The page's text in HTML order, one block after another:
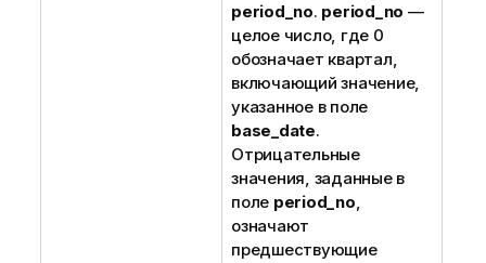
period_no. period_no —
целое число, где 0
обозначает квартал,
включающий значение,
указанное в поле
base_date.
Отрицательные
значения, заданные в
поле period_no,
означают
предшествующие